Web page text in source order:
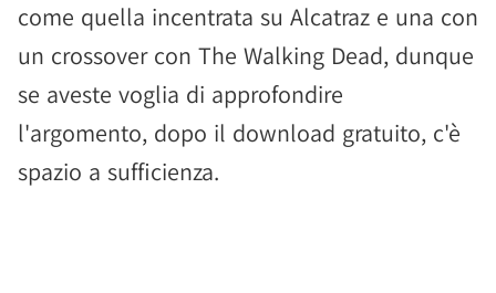
come quella incentrata su Alcatraz e una con
un crossover con The Walking Dead, dunque
se aveste voglia di approfondire
l'argomento, dopo il download gratuito, c'è
spazio a sufficienza.